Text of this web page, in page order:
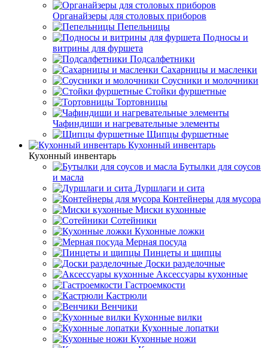
Органайзеры для столовых приборов
Пепельницы
Подносы и
витрины для фуршета
Подсалфетники
Сахарницы и масленки
Соусники и молочники
Стойки фуршетные
Тортовницы
Чафиндиши и нагревательные элементы
Щипцы фуршетные
Кухонный инвентарь
Кухонный инвентарь
Бутылки для соусов
и масла
Дуршлаги и сита
Контейнеры для мусора
Миски кухонные
Сотейники
Кухонные ложки
Мерная посуда
Пинцеты и щипцы
Доски разделочные
Аксессуары кухонные
Гастроемкости
Кастрюли
Венчики
Кухонные вилки
Кухонные лопатки
Кухонные ножи